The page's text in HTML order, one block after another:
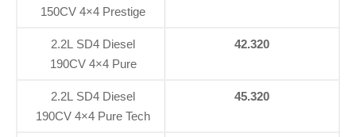
150CV 4×4 Prestige
2.2L SD4 Diesel
190CV 4×4 Pure
42.320
2.2L SD4 Diesel
190CV 4×4 Pure Tech
45.320